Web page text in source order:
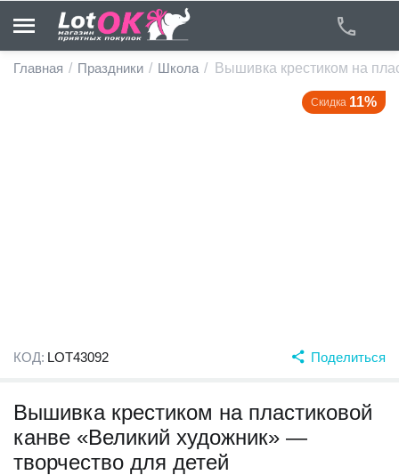
Главная / Праздники / Школа / Вышивка крестиком на
Скидка 11%
КОД: LOT43092 Поделиться
Вышивка крестиком на пластиковой
канве «Великий художник» —
творчество для детей